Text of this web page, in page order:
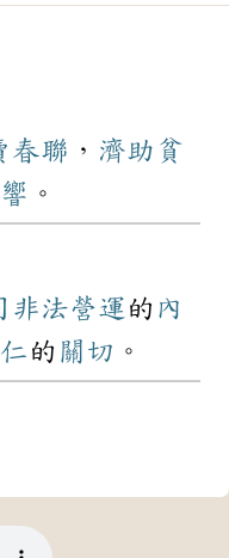
春聯 ， 濟助 貧
。
非法營運 的 內
的 關切 。